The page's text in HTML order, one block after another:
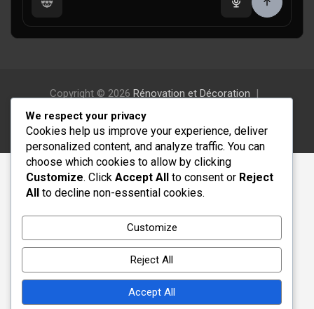
Copyright © 2026 Rénovation et Décoration
Thème par :
Fièrement propulsé par :WordPress
We respect your privacy
Cookies help us improve your experience, deliver
personalized content, and analyze traffic. You can
choose which cookies to allow by clicking
Customize. Click Accept All to consent or Reject
All to decline non-essential cookies.
Customize
Reject All
Accept All